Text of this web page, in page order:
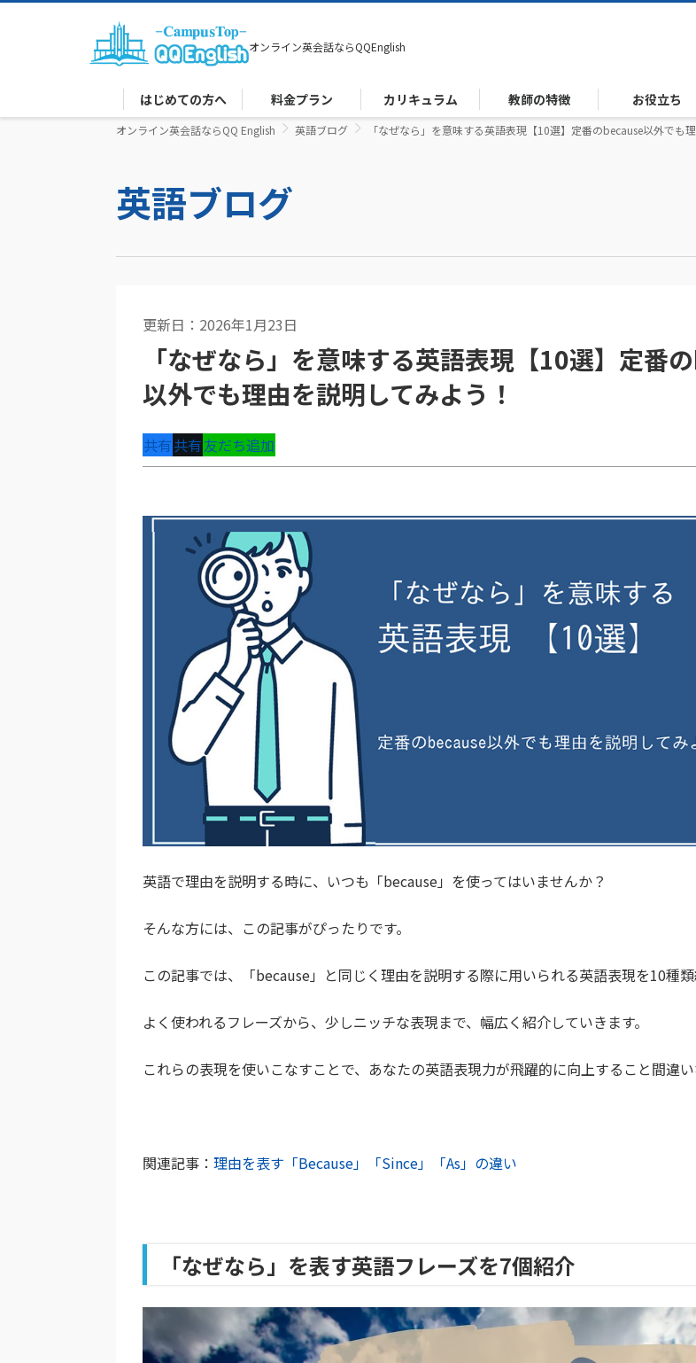
オンライン英会話ならQQEnglish
はじめての方へ 料金プラン カリキュラム 教師の特徴 お役立ち
オンライン英会話ならQQ English 英語ブログ 「なぜなら」を意味する英語表現【10選】定番のbecause以外でも
英語ブログ
更新日：2026年1月23日
「なぜなら」を意味する英語表現【10選】定番
以外でも理由を説明してみよう！
共有共有友だち追加
英語で理由を説明する時に、いつも「because」を使ってはいませんか？
そんな方には、この記事がぴったりです。
この記事では、「because」と同じく理由を説明する際に用いられる英語表現を10種類
よく使われるフレーズから、少しニッチな表現まで、幅広く紹介していきます。
これらの表現を使いこなすことで、あなたの英語表現力が飛躍的に向上すること間違い
関連記事： 理由を表す「Because」「Since」「As」の違い
「なぜなら」を表す英語フレーズを7個紹介